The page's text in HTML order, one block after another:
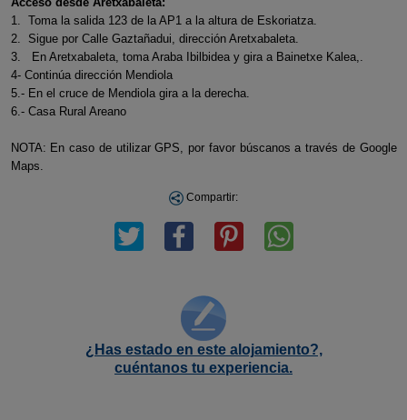
1. Toma la salida 123 de la AP1 a la altura de Eskoriatza.
2. Sigue por Calle Gaztañadui, dirección Aretxabaleta.
3. En Aretxabaleta, toma Araba Ibilbidea y gira a Bainetxe Kalea,.
4- Continúa dirección Mendiola
5.- En el cruce de Mendiola gira a la derecha.
6.- Casa Rural Areano
NOTA: En caso de utilizar GPS, por favor búscanos a través de Google
Maps.
Compartir:
¿Has estado en este alojamiento?,
cuéntanos tu experiencia.